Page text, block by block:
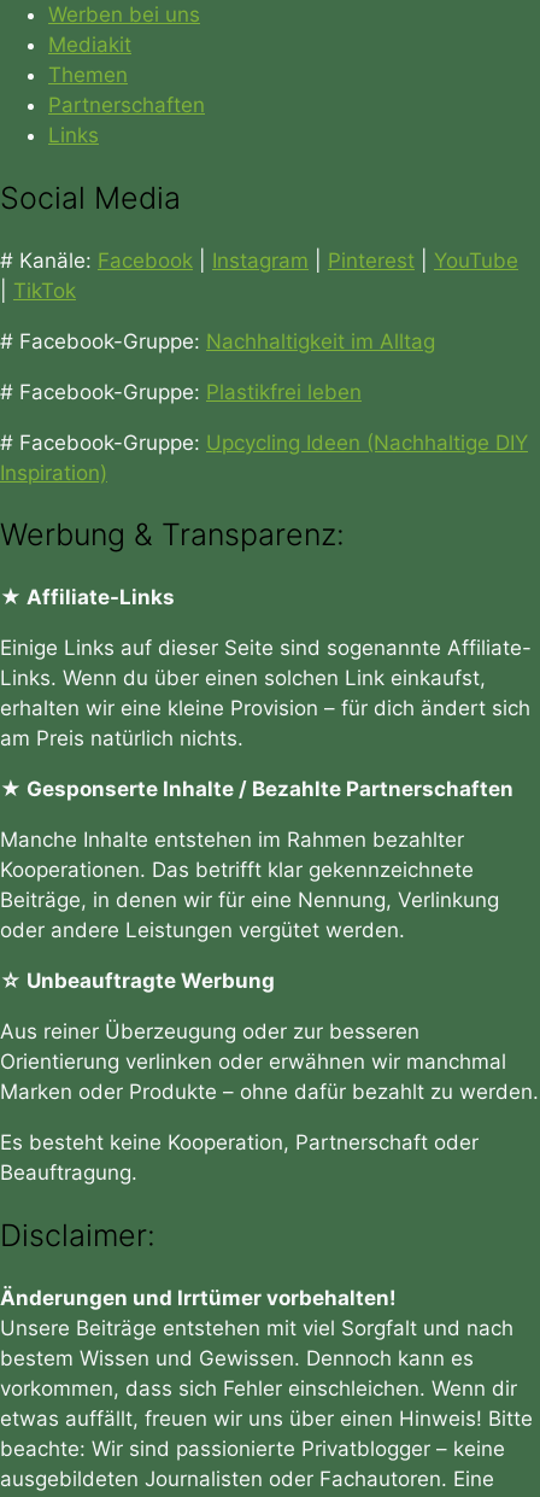
Werben bei uns
Mediakit
Themen
Partnerschaften
Links
Social Media
# Kanäle: Facebook Instagram Pinterest
YouTube
TikTok
# Facebook-Gruppe: Nachhaltigkeit im Alltag
# Facebook-Gruppe: Plastikfrei leben
# Facebook-Gruppe: Upcycling Ideen (Nachhaltige DIY
Inspiration)
Werbung & Transparenz:
★ Affiliate-Links
Einige Links auf dieser Seite sind sogenannte Affiliate-
Links. Wenn du über einen solchen Link einkaufst,
erhalten wir eine kleine Provision – für dich ändert sich
am Preis natürlich nichts.
★ Gesponserte Inhalte / Bezahlte Partnerschaften
Manche Inhalte entstehen im Rahmen bezahlter
Kooperationen. Das betrifft klar gekennzeichnete
Beiträge, in denen wir für eine Nennung, Verlinkung
oder andere Leistungen vergütet werden.
☆ Unbeauftragte Werbung
Aus reiner Überzeugung oder zur besseren
Orientierung verlinken oder erwähnen wir manchmal
Marken oder Produkte – ohne dafür bezahlt zu werden.
Es besteht keine Kooperation, Partnerschaft oder
Beauftragung.
Disclaimer:
Änderungen und Irrtümer vorbehalten!
Unsere Beiträge entstehen mit viel Sorgfalt und nach
bestem Wissen und Gewissen. Dennoch kann es
vorkommen, dass sich Fehler einschleichen. Wenn dir
etwas auffällt, freuen wir uns über einen Hinweis! Bitte
beachte: Wir sind passionierte Privatblogger – keine
ausgebildeten Journalisten oder Fachautoren. Eine